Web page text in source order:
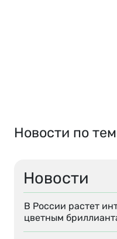
Новости
В России растет
цветным
Новости по